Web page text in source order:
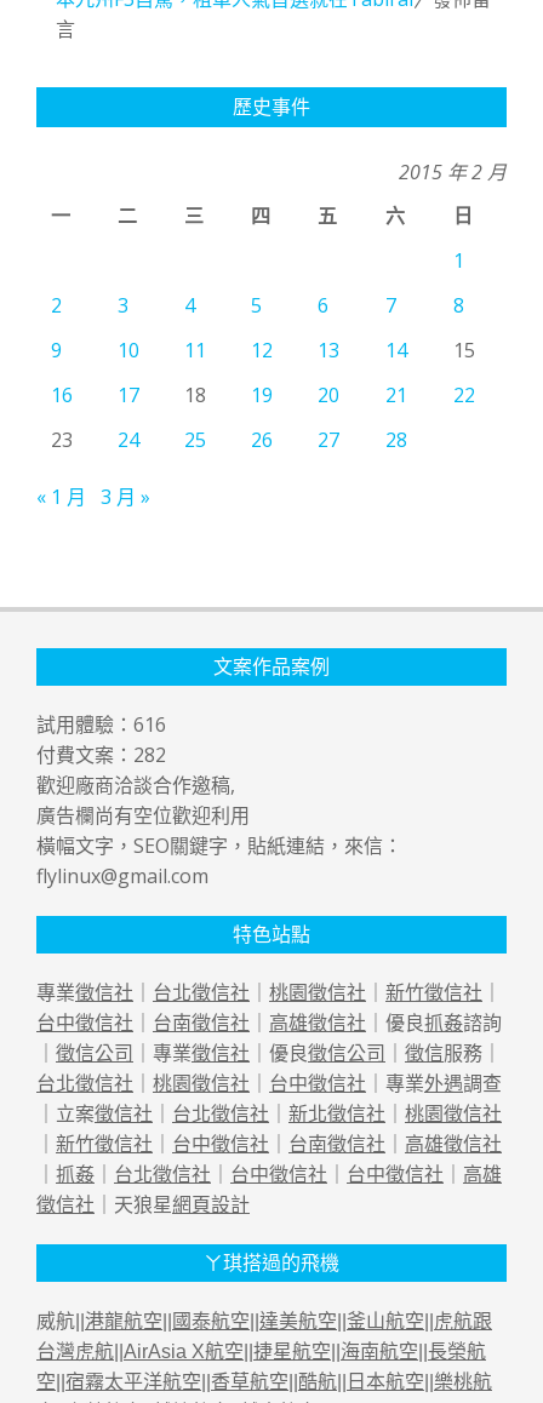
言
歷史事件
2015 年 2 月
一
二 三 四 五 六
日
1
2
3 4 5 6 7
8
9
10 11 12 13 14
15
16
17 18 19 20 21
22
23
24 25 26 27 28
« 1 月 3 月 »
文案作品案例
試用體驗： 616
付費文案： 282
歡迎廠商洽談合作邀稿,
廣告欄尚有空位歡迎利用
橫幅文字，SEO關鍵字，貼紙連結，來信：
flylinux@gmail.com
特色站點
專業徵信社 台北徵信社 桃園徵信社 新竹徵信社
台中徵信社
台南徵信社 高雄徵信社 ｜優良抓姦諮詢
徵信公司 ｜專業徵信社 ｜優良徵信公司 徵信服務｜
台北徵信社
桃園徵信社 台中徵信社 ｜專業外遇調查
｜立案徵信社 台北徵信社 新北徵信社
桃園徵信社
新竹徵信社 台中徵信社 台南徵信社
高雄徵信社
抓姦 台北徵信社 台中徵信社 台中徵信社
高雄
徵信社 ｜天狼星網頁設計
ㄚ琪搭過的飛機
威航|| 港龍航空 國泰航空 達美航空 釜山航空
虎航跟
台灣虎航 AirAsia X航空 捷星航空 海南航空 長榮航
空 宿霧太平洋航空 香草航空 酷航 日本航空 樂桃航